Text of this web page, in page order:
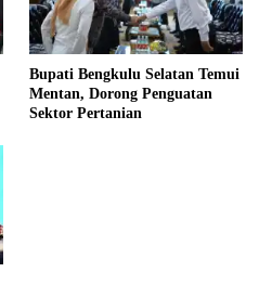
Bupati Bengkulu Selatan Temui
Mentan, Dorong Penguatan
Sektor Pertanian